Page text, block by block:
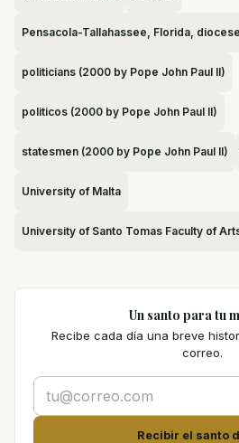
Pensacola-Tallahassee, Florida,
politicians (2000 by Pope John Paul II)
politicos (2000 by Pope John Paul II)
statesmen (2000 by Pope John Paul II)
University of Malta
University of Santo Tomas Faculty of
Un santo para tu
Recibe cada día una breve
correo.
Recibir el santo